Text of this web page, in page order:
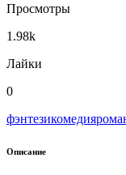
Просмотры
1.98k
Лайки
0
фэнтезикомедия
Описание